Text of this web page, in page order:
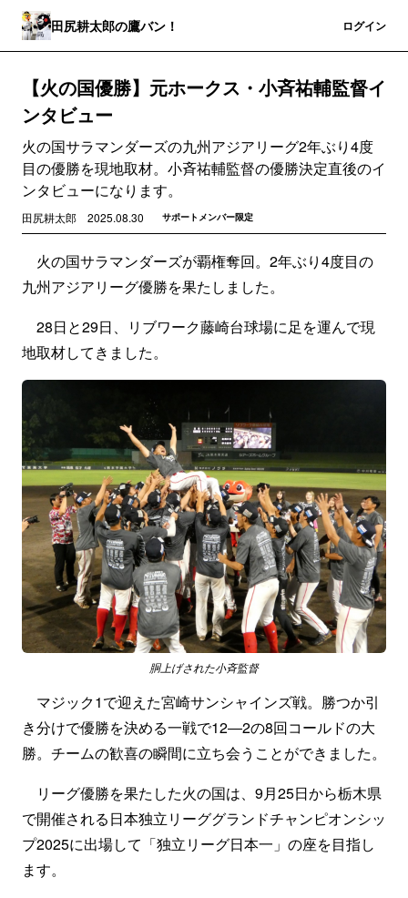
田尻耕太郎の鷹バン！ ログイン
【火の国優勝】元ホークス・小斉祐輔監督イ
ンタビュー
火の国サラマンダーズの九州アジアリーグ2年ぶり4度
目の優勝を現地取材。小斉祐輔監督の優勝決定直後のイ
ンタビューになります。
田尻耕太郎 2025.08.30 サポートメンバー限定
火の国サラマンダーズが覇権奪回。2年ぶり4度目の
九州アジアリーグ優勝を果たしました。
28日と29日、リブワーク藤崎台球場に足を運んで現
地取材してきました。
胴上げされた小斉監督
マジック1で迎えた宮崎サンシャインズ戦。勝つか引
き分けで優勝を決める一戦で12―2の8回コールドの大
勝。チームの歓喜の瞬間に立ち会うことができました。
リーグ優勝を果たした火の国は、9月25日から栃木県
で開催される日本独立リーググランドチャンピオンシッ
プ2025に出場して「独立リーグ日本一」の座を目指し
ます。